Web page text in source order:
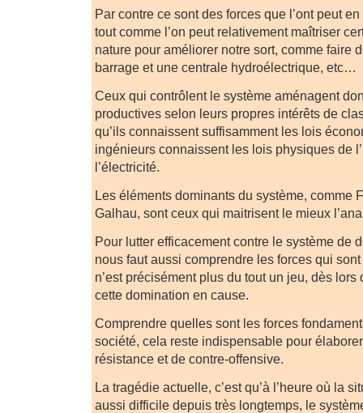
Par contre ce sont des forces que l’ont peut
tout comme l’on peut relativement maîtriser
nature pour améliorer notre sort, comme faire
barrage et une centrale hydroélectrique, etc…
Ceux qui contrôlent le système aménagent
productives selon leurs propres intérêts de
qu’ils connaissent suffisamment les lois
ingénieurs connaissent les lois physiques de
l’électricité.
Les éléments dominants du système, comme
Galhau, sont ceux qui maitrisent le mieux
Pour lutter efficacement contre le système de
nous faut aussi comprendre les forces qui
n’est précisément plus du tout un jeu, dès lors
cette domination en cause.
Comprendre quelles sont les forces
société, cela reste indispensable pour
résistance et de contre-offensive.
La tragédie actuelle, c’est qu’à l’heure où la
aussi difficile depuis très longtemps, le